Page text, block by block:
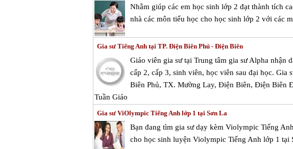
Nhằm giúp các em học sinh lớp 2 đạt thành tích
nhà các môn tiểu học cho học sinh lớp 2 với các
Gia sư Tiếng Anh tại TP. Điện Biên Phủ - Điện Biên
Giáo viên gia sư tại Trung tâm gia sư Alpha nhận
cấp 2, cấp 3, sinh viên, học viên sau đại học. Gia
Biên Phủ, TX. Mường Lay, Điện Biên, Điện Biên
Tuần Giáo
Gia sư ViOlympic Tiếng Anh lớp 1 tại Sơn La
Bạn đang tìm gia sư dạy kèm Violympic Tiếng
cho học sinh luyện Violympic Tiếng Anh lớp 1 tại